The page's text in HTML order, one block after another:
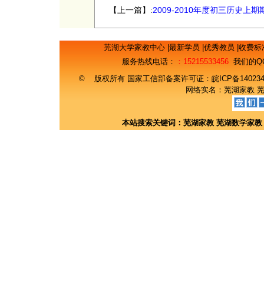
【上一篇】:2009-2010年度初三历史上期
芜湖大学家教中心 最新学员 优秀教员 收费
服务热线电话：
：15215533456 我们的
© 版权所有 国家工信部备案许可证： 皖ICP备
网络实名： 芜湖家教
本站搜索关键词： 芜湖家教 芜湖数学家教